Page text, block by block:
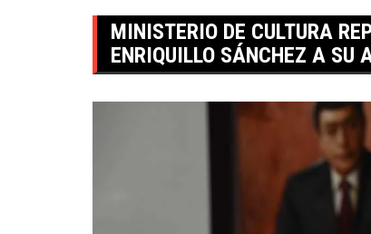
MINISTERIO DE CULTURA
ENRIQUILLO SÁNCHEZ A SU